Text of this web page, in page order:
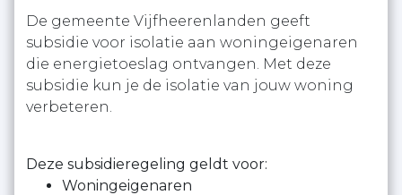
De gemeente Vijfheerenlanden geeft
subsidie voor isolatie aan woningeigenaren
die energietoeslag ontvangen. Met deze
subsidie kun je de isolatie van jouw woning
verbeteren.
Deze subsidieregeling geldt voor:
Woningeigenaren